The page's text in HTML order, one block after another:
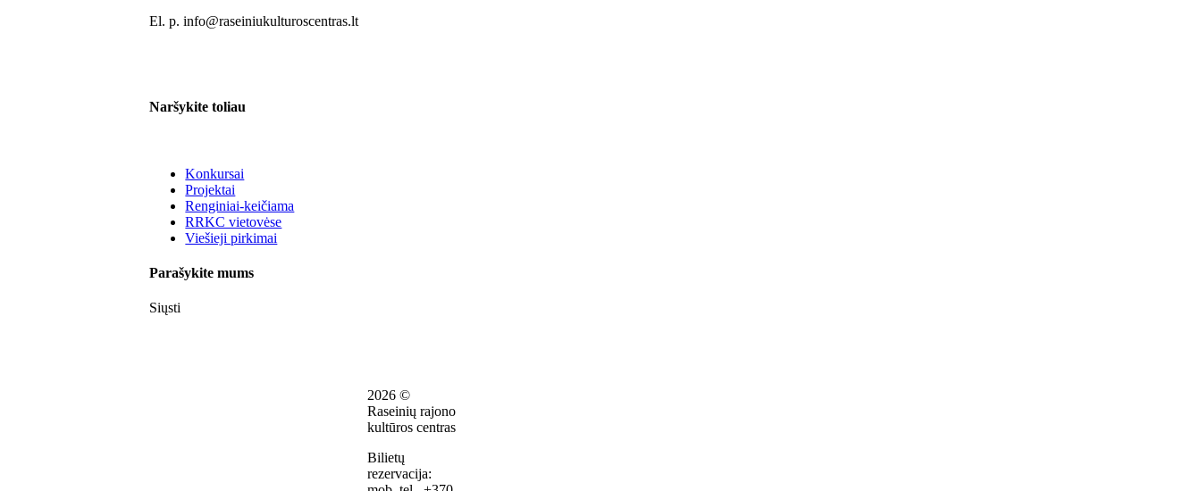
El. p. info@raseiniukulturoscentras.lt
Naršykite toliau
Konkursai
Projektai
Renginiai-keičiama
RRKC vietovėse
Viešieji pirkimai
Parašykite mums
Siųsti
2026 ©
Raseinių rajono
kultūros centras
Bilietų
rezervacija: